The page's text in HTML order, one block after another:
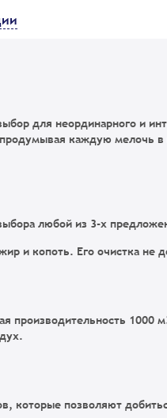
для неординарного и
каждую мелочь в
любой из 3-х
и копоть. Его очистка не
производительность 1000
которые позволяют